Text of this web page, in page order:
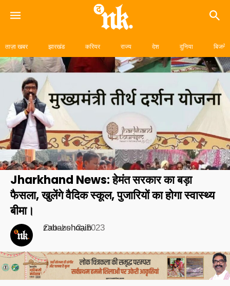
ताज़ा खबर झारखंड करियर राज्य देश दुनिया बिजनेस
Jharkhand News: हेमंत सरकार का बड़ा
फैसला, खुलेंगे वैदिक स्कूल, पुजारियों का होगा स्वास्थ्य
बीमा।
zabazshoaib
October 2, 2023